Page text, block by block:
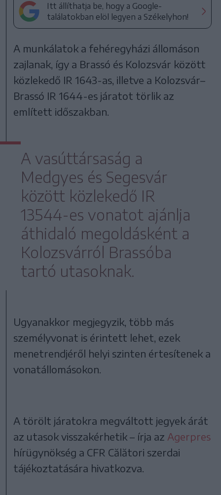
Itt állíthatja be, hogy a Google-
találatokban elöl legyen a Székelyhon!
A munkálatok a fehéregyházi állomáson
zajlanak, így a Brassó és Kolozsvár között
közlekedő IR 1643-as, illetve a Kolozsvár–
Brassó IR 1644-es járatot törlik az
említett időszakban.
A vasúttársaság a
Medgyes és Segesvár
között közlekedő IR
13544-es vonatot ajánlja
áthidaló megoldásként a
Kolozsvárról Brassóba
tartó utasoknak.
Ugyanakkor megjegyzik, több más
személyvonat is érintett lehet, ezek
menetrendjéről helyi szinten értesítenek a
vonatállomásokon.
A törölt járatokra megváltott jegyek árát
az utasok visszakérhetik – írja az Agerpres
hírügynökség a CFR Călători szerdai
tájékoztatására hivatkozva.